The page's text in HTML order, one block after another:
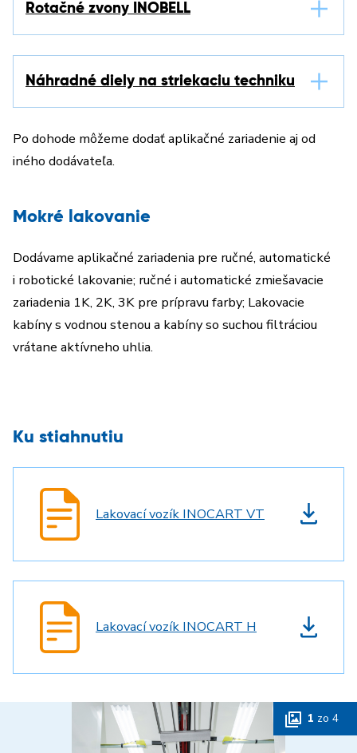
Rotačné zvony INOBELL
Náhradné diely na striekaciu techniku
Po dohode môžeme dodať aplikačné zariadenie aj od
iného dodávateľa.
Mokré lakovanie
Dodávame aplikačné zariadenia pre ručné, automatické
i robotické lakovanie; ručné i automatické zmiešavacie
zariadenia 1K, 2K, 3K pre prípravu farby; Lakovacie
kabíny s vodnou stenou a kabíny so suchou filtráciou
vrátane aktívneho uhlia.
Ku stiahnutiu
Lakovací vozík INOCART VT
Lakovací vozík INOCART H
1 zo 4